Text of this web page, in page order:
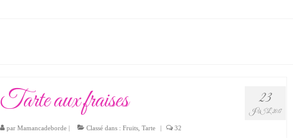
23
JUIL 2017
Tarte aux fraises
par Mamancadeborde| Classé dans : Fruits, Tarte 32